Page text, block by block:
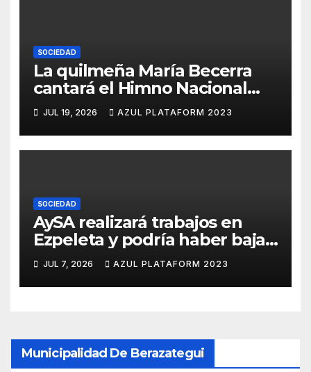
SOCIEDAD
La quilmeña María Becerra
cantará el Himno Nacional
Argentino
JUL 19, 2026 AZUL PLATAFORM 2023
SOCIEDAD
AySA realizará trabajos en
Ezpeleta y podría haber baja
presión o cortes de agua
JUL 7, 2026 AZUL PLATAFORM 2023
Municipalidad De Berazategui